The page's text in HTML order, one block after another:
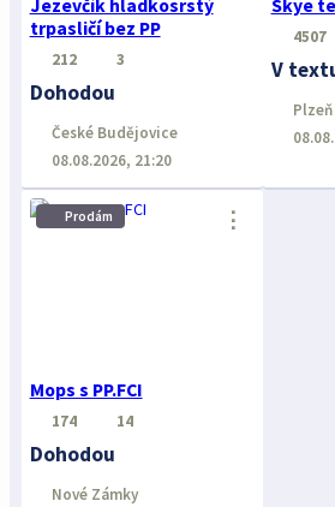
Jezevčík hladkosrstý
trpasličí bez PP
212 3
Dohodou
České Budějovice
08.08.2026, 21:20
Skye
4507
V
Prodám
Mops s PP.FCI
⋮
174 14
Dohodou
Nové Zámky